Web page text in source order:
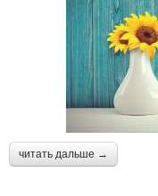
читать дальше →